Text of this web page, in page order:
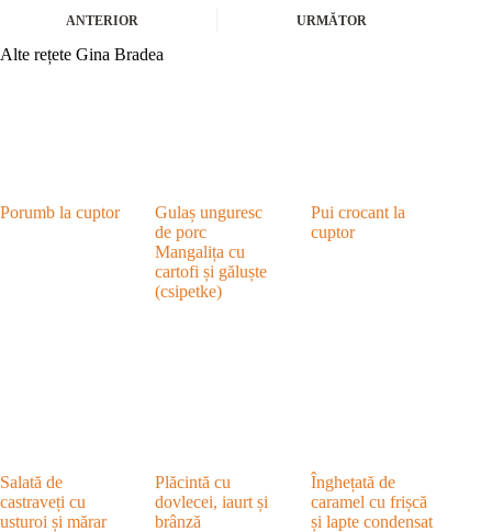
ANTERIOR URMĂTOR
Alte rețete Gina Bradea
Porumb la cuptor
Gulaș unguresc
de porc
Mangalița cu
cartofi și găluște
(csipetke)
Pui crocant la
cuptor
Salată de
castraveți cu
usturoi și mărar
Plăcintă cu
dovlecei, iaurt și
brânză
Înghețată de
caramel cu frișcă
și lapte condensat